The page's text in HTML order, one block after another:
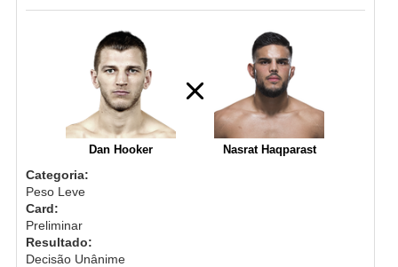
Dan Hooker Nasrat Haqparast
Categoria:
Peso Leve
Card:
Preliminar
Resultado:
Decisão Unânime